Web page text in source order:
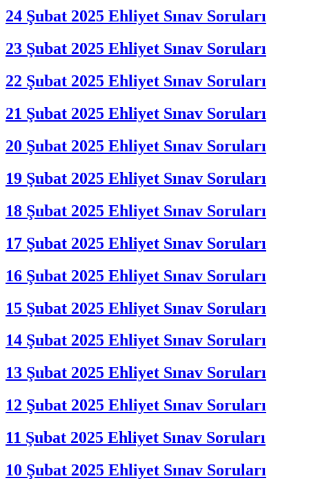
24 Şubat 2025 Ehliyet Sınav Soruları
23 Şubat 2025 Ehliyet Sınav Soruları
22 Şubat 2025 Ehliyet Sınav Soruları
21 Şubat 2025 Ehliyet Sınav Soruları
20 Şubat 2025 Ehliyet Sınav Soruları
19 Şubat 2025 Ehliyet Sınav Soruları
18 Şubat 2025 Ehliyet Sınav Soruları
17 Şubat 2025 Ehliyet Sınav Soruları
16 Şubat 2025 Ehliyet Sınav Soruları
15 Şubat 2025 Ehliyet Sınav Soruları
14 Şubat 2025 Ehliyet Sınav Soruları
13 Şubat 2025 Ehliyet Sınav Soruları
12 Şubat 2025 Ehliyet Sınav Soruları
11 Şubat 2025 Ehliyet Sınav Soruları
10 Şubat 2025 Ehliyet Sınav Soruları